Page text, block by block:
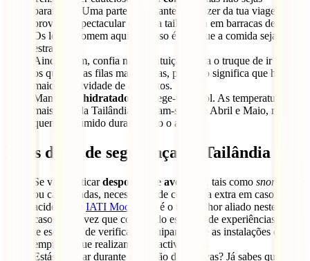
paranóico. Uma parte importante do prazer da tua viagem será
provar a espectacular cozinha tailandesa em barracas de rua.
Os locais comem aqui, por isso é raro que a comida seja
estragada.
Ainda assim, confia na tua intuição e usa o truque de ir para
os que têm as filas mais longas, pois isso significa que há uma
maior rotatividade de alimentos.
Mantém-te hidratado
e protege-te do sol. As temperaturas
mais altas da Tailândia registam-se entre Abril e Maio, mas é
quente e húmido durante todo o ano.
Mais dicas de segurança na Tailândia
Se vais praticardesportos de aventura , tais como snorkelling
ou caminhadas, necessitarás de cobertura extra em caso de
acidente. O IATI Mochileiro
é o teu melhor aliado nestes
casos, uma vez que cobre todo este tipo de experiências. Não
te esqueças de verificar o equipamento e as instalações das
empresas que realizam estas actividades.
Estás a viajar durante a estação das chuvas? Já sabes que